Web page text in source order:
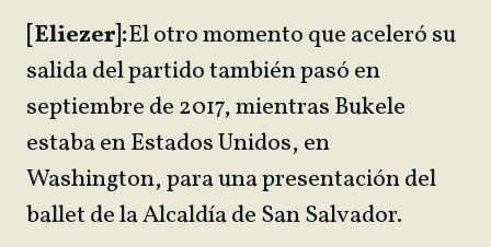
[Eliezer]:El otro momento que aceleró su
salida del partido también pasó en
septiembre de 2017, mientras Bukele
estaba en Estados Unidos, en
Washington, para una presentación del
ballet de la Alcaldía de San Salvador.